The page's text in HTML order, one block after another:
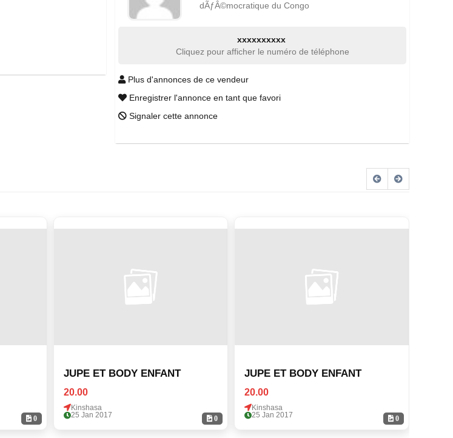
dÃƒÂ©mocratique du Congo
xxxxxxxxxx
Cliquez pour afficher le numéro de téléphone
Plus d'annonces de ce vendeur
Enregistrer l'annonce en tant que favori
Signaler cette annonce
0 0
JUPE ET BODY ENFANT
20.00
Kinshasa
25 Jan 2017
0
JUPE ET BODY ENFANT
20.00
Kinshasa
25 Jan 2017